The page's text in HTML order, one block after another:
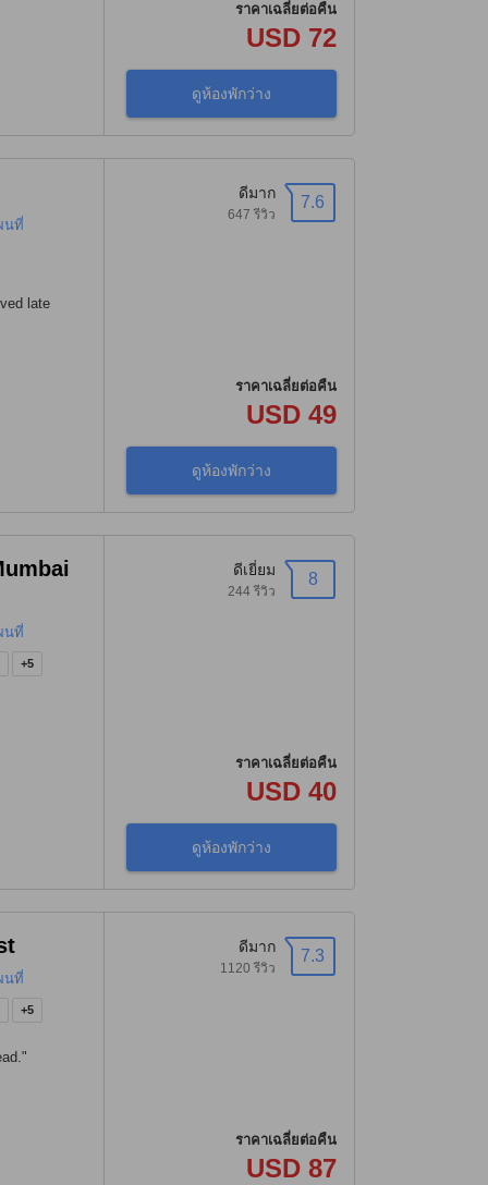
ราคาเฉลี่ยต่อคืน
USD 72
ดูห้องพักว่าง
นที่
late
7.6
ดีมาก
647 รีวิว
ราคาเฉลี่ยต่อคืน
USD 49
ดูห้องพักว่าง
นที่
+5
8
ดีเยี่ยม
244 รีวิว
ราคาเฉลี่ยต่อคืน
USD 40
ดูห้องพักว่าง
นที่
+5
"
7.3
ดีมาก
1120 รีวิว
ราคาเฉลี่ยต่อคืน
USD 87